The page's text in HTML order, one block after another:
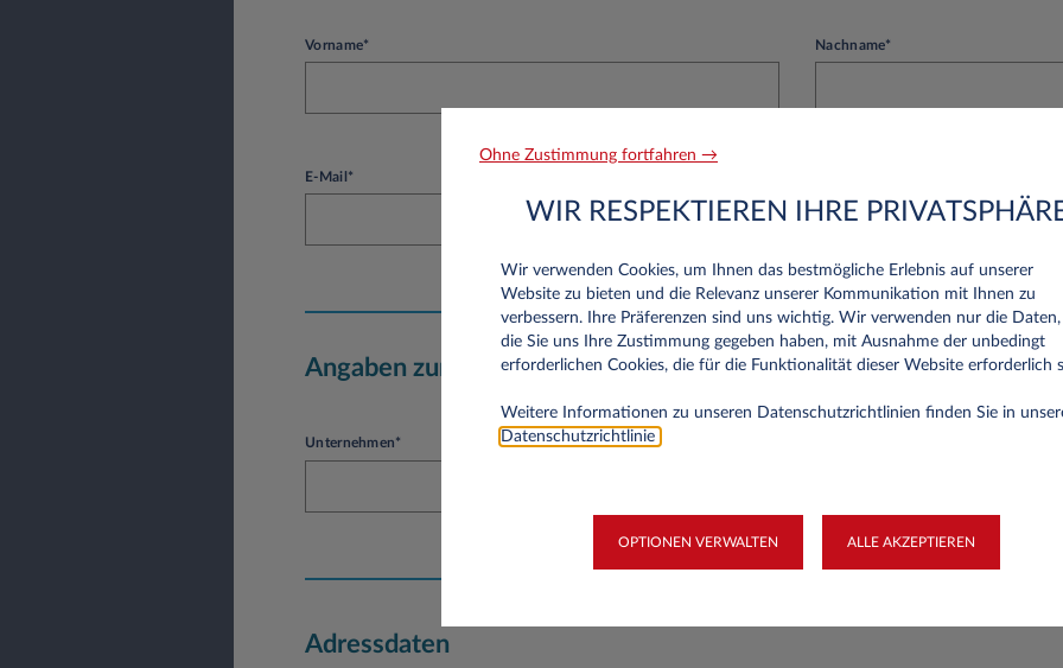
Vorname* Nachname*
E-Mail*
Angaben zum Unternehmen
Unternehmen*
Adressdaten
Ohne Zustimmung fortfahren →
WIR RESPEKTIEREN IHRE
Wir verwenden Cookies, um Ihnen das bestmögliche Erlebnis auf unserer
Website zu bieten und die Relevanz unserer Kommunikation mit Ihnen zu
verbessern. Ihre Präferenzen sind uns wichtig. Wir verwenden nur die
die Sie uns Ihre Zustimmung gegeben haben, mit Ausnahme der unbedingt
erforderlichen Cookies, die für die Funktionalität dieser Website erforderlich
Weitere Informationen zu unseren Datenschutzrichtlinien finden Sie in
Datenschutzrichtlinie
OPTIONEN VERWALTEN ALLE AKZEPTIEREN